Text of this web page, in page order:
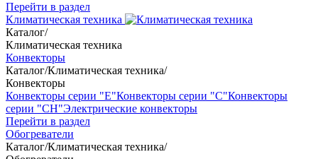
Перейти в раздел
Климатическая техника
Каталог/
Климатическая техника
Конвекторы
Каталог/Климатическая техника/
Конвекторы
Конвекторы серии "Е"Конвекторы серии "С"Конвекторы
серии "СН"Электрические конвекторы
Перейти в раздел
Обогреватели
Каталог/Климатическая техника/